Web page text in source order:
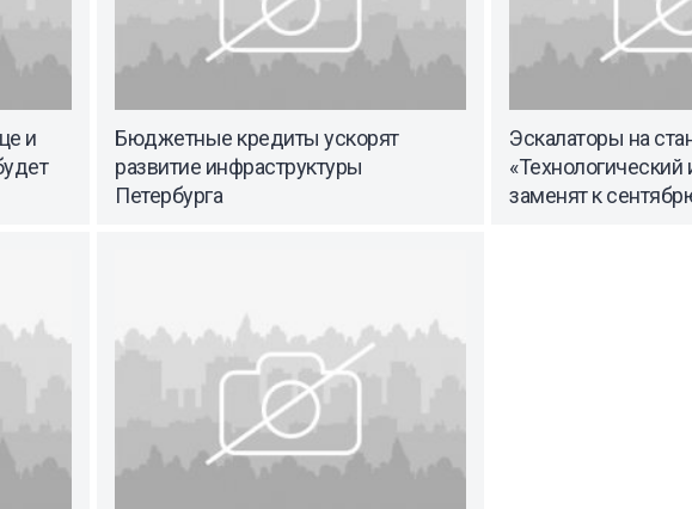
и
Бюджетные кредиты ускорят
развитие инфраструктуры
Петербурга
Эскалаторы на
«Технологический
заменят к